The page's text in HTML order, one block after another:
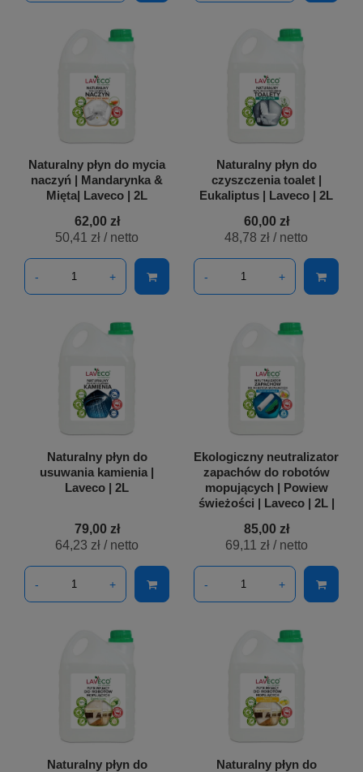
Naturalny płyn do mycia
naczyń | Mandarynka &
Mięta| Laveco | 2L
62,00 zł
50,41 zł / netto
- +
Naturalny płyn do
czyszczenia toalet |
Eukaliptus | Laveco | 2L
60,00 zł
48,78 zł / netto
- +
Naturalny płyn do
usuwania kamienia |
Laveco | 2L
79,00 zł
64,23 zł / netto
- +
Ekologiczny neutralizator
zapachów do robotów
mopujących | Powiew
świeżości | Laveco | 2L |
85,00 zł
69,11 zł/ netto
- +
Naturalny płyn do Naturalny płyn do